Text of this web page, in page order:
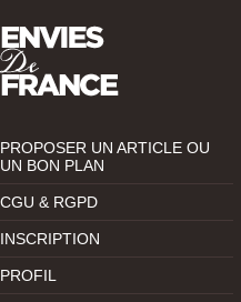
PROPOSER UN ARTICLE OU
UN BON PLAN
CGU & RGPD
INSCRIPTION
PROFIL